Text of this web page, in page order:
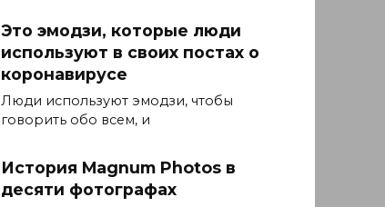
Это эмодзи, которые люди
используют в своих постах о
коронавирусе
Люди используют эмодзи, чтобы
говорить обо всем, и
История Magnum Photos в
десяти фотографах